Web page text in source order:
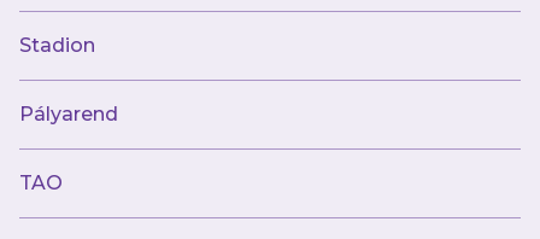
Stadion
Pályarend
TAO
OTP Bank Liga (33) Mezőkövesd Zsóry FC-
Újpest FC